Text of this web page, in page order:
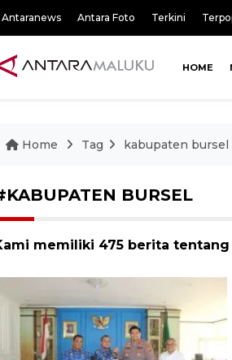
Antaranews Antara Foto Terkini
HOME
Home Tag kabupaten bursel
BURSEL
memiliki 475 berita